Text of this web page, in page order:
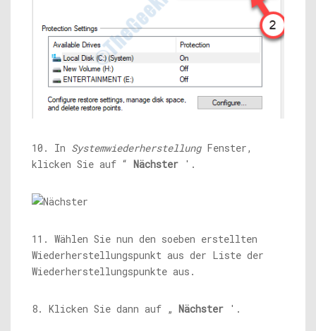
10. In SystemwiederherstellungFenster,
klicken Sie auf “ Nächster '.
11. Wählen Sie nun den soeben erstellten
Wiederherstellungspunkt aus der Liste der
Wiederherstellungspunkte aus.
8. Klicken Sie dann auf „ Nächster '.